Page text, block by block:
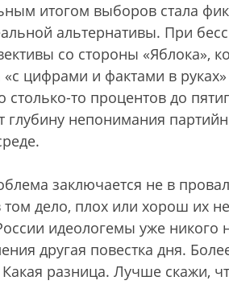
итогом выборов стала
альтернативы. При
со стороны «Яблока»,
«с цифрами и фактами в
столько-то процентов до
глубину непонимания
заключается не в
том дело, плох или хорош их
идеологемы уже никого
другая повестка дня.
разница. Лучше скажи,